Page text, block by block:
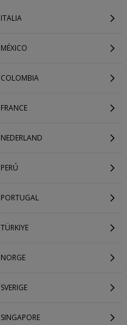
ITALIA
MÉXICO
COLOMBIA
FRANCE
NEDERLAND
PERÚ
PORTUGAL
TÜRKIYE
NORGE
SVERIGE
SINGAPORE